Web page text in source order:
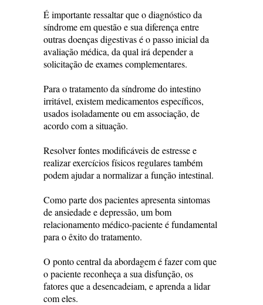
É importante ressaltar que o diagnóstico da
síndrome em questão e sua diferença entre
outras doenças digestivas é o passo inicial da
avaliação médica, da qual irá depender a
solicitação de exames complementares.
Para o tratamento da síndrome do intestino
irritável, existem medicamentos específicos,
usados isoladamente ou em associação, de
acordo com a situação.
Resolver fontes modificáveis de estresse e
realizar exercícios físicos regulares também
podem ajudar a normalizar a função intestinal.
Como parte dos pacientes apresenta sintomas
de ansiedade e depressão, um bom
relacionamento médico-paciente é fundamental
para o êxito do tratamento.
O ponto central da abordagem é fazer com que
o paciente reconheça a sua disfunção, os
fatores que a desencadeiam, e aprenda a lidar
com eles.